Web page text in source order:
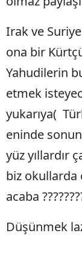
Irak ve
ona bir
Yahudilerin
etmek
yukarıya(
eninde
yüz yıllardır
biz
acaba
Düşünmek